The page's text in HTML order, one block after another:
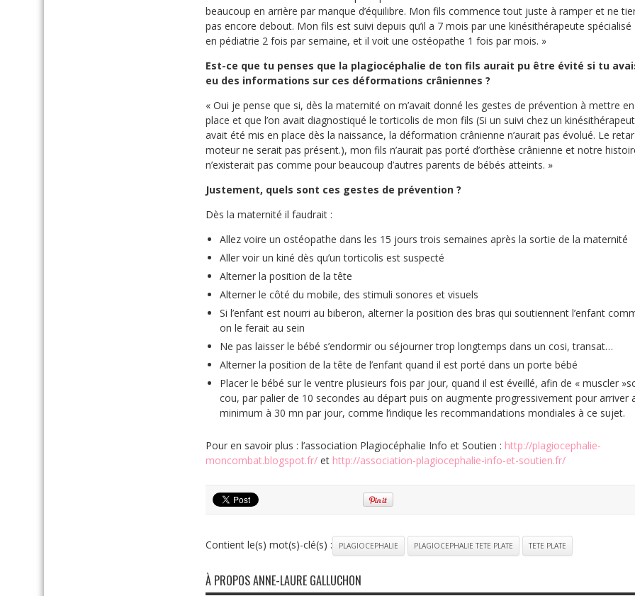
beaucoup en arrière par manque d’équilibre. Mon fils commence tout juste à ramper et ne
pas encore debout. Mon fils est suivi depuis qu’il a 7 mois par une kinésithérapeute spécialisé
en pédiatrie 2 fois par semaine, et il voit une ostéopathe 1 fois par mois. »
Est-ce que tu penses que la plagiocéphalie de ton fils aurait pu être évité si tu
eu des informations sur ces déformations crâniennes ?
« Oui je pense que si, dès la maternité on m’avait donné les gestes de prévention à mettre en
place et que l’on avait diagnostiqué le torticolis de mon fils (Si un suivi chez un
avait été mis en place dès la naissance, la déformation crânienne n’aurait pas évolué. Le
moteur ne serait pas présent.), mon fils n’aurait pas porté d’orthèse crânienne et notre
n’existerait pas comme pour beaucoup d’autres parents de bébés atteints. »
Justement, quels sont ces gestes de prévention ?
Dès la maternité il faudrait :
Allez voire un ostéopathe dans les 15 jours trois semaines après la sortie de la maternité
Aller voir un kiné dès qu’un torticolis est suspecté
Alterner la position de la tête
Alterner le côté du mobile, des stimuli sonores et visuels
Si l’enfant est nourri au biberon, alterner la position des bras qui soutiennent l’enfant
on le ferait au sein
Ne pas laisser le bébé s’endormir ou séjourner trop longtemps dans un cosi, transat…
Alterner la position de la tête de l’enfant quand il est porté dans un porte bébé
Placer le bébé sur le ventre plusieurs fois par jour, quand il est éveillé, afin de « muscler
cou, par palier de 10 secondes au départ puis on augmente progressivement pour arriver
minimum à 30 mn par jour, comme l’indique les recommandations mondiales à ce sujet.
Pour en savoir plus : l’association Plagiocéphalie Info et Soutien : http://plagiocephalie-
moncombat.blogspot.fr/ et http://association-plagiocephalie-info-et-soutien.fr/
Contient le(s) mot(s)-clé(s) : PLAGIOCEPHALIE PLAGIOCEPHALIE TETE PLATE TETE PLATE
À PROPOS ANNE-LAURE GALLUCHON